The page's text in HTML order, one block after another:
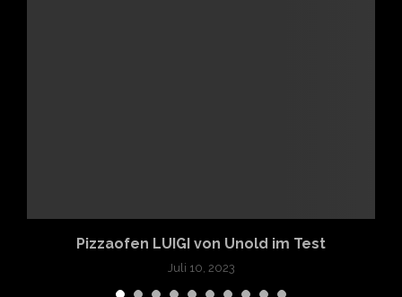
Pizzaofen LUIGI von Unold im Test
Juli 10, 2023